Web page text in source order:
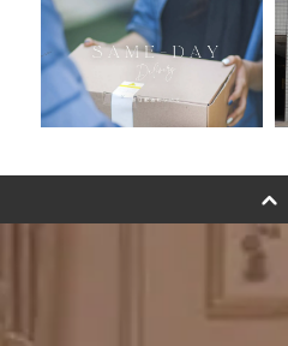
卓上バルーンオーダーメイド
ムーンリットバルーンについて
その他オーダーメイド
バルーンフラワーブーケについて
プリントフォント詳細＆使用例